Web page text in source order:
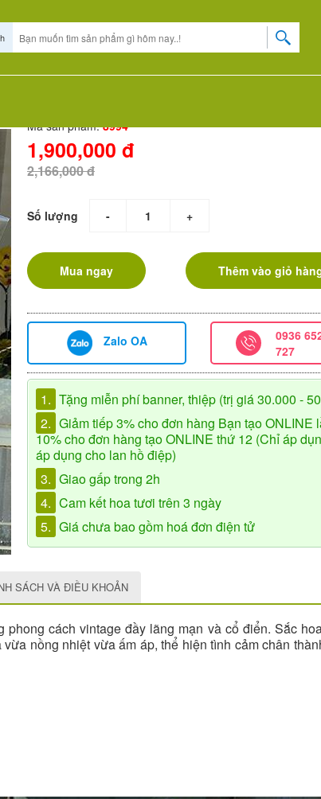
HOA CHIA BUỒN HOA CHÚC MỪNG KIỂU
Mã sản phẩm:8994
1,900,000 đ
2,166,000 đ
Số lượng - +
Mua ngay Thêm vào giỏ
Zalo OA
0936
727
1. Tặng miễn phí banner, thiệp (trị giá 30.000 -
2. Giảm tiếp 3% cho đơn hàng Bạn tạo
10% cho đơn hàng tạo ONLINE thứ 12 (Chỉ áp
áp dụng cho lan hồ điệp)
3. Giao gấp trong 2h
4. Cam kết hoa tươi trên 3 ngày
5. Giá chưa bao gồm hoá đơn điện tử
SÁCH VÀ ĐIỀU KHOẢN
phong cách vintage đầy lãng mạn và cổ điển. Sắc
nồng nhiệt vừa ấm áp, thể hiện tình cảm chân